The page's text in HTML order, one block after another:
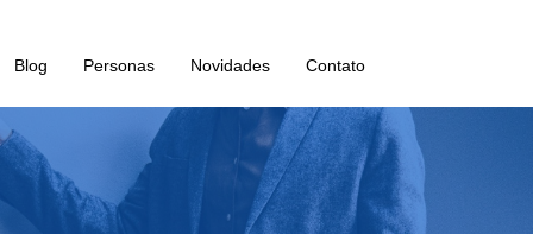
Blog Personas Novidades Contato